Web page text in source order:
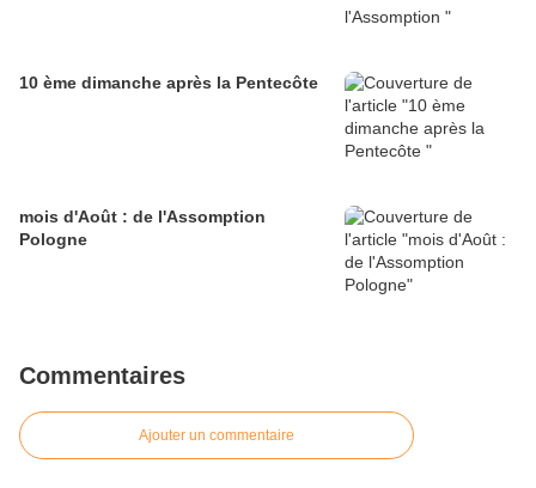
10 ème dimanche après la Pentecôte
mois d'Août : de l'Assomption
Pologne
Commentaires
Ajouter un commentaire